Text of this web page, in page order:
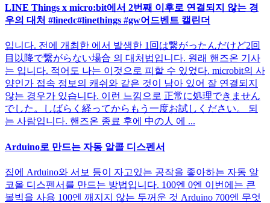
LINE Things x micro:bit에서 2번째 이후로 연결되지 않는 경
우의 대처 #linedc#linethings #gw어드벤트 캘린더
입니다. 전에 개최한 에서 발생한 1回は繋がったんだけど2回
目以降で繋がらない場合 의 대처법입니다. 원래 핸즈온 기사
는 입니다. 적어도 나는 이것으로 피할 수 있었다. microbit의 사
양인가 접속 정보의 캐쉬와 같은 것이 남아 있어 잘 연결되지
않는 경우가 있습니다. 이런 느낌으로 正常に処理できません
でした。しばらく経ってからもう一度お試しください。 되
는 사람입니다. 핸즈온 종료 후에 中の人 에 ...
Arduino로 만드는 자동 알콜 디스펜서
집에 Arduino와 서보 등이 자고있는 공작을 좋아하는 자동 알
코올 디스펜서를 만드는 방법입니다. 100엔 0엔 이번에는 큰
볼빅을 사용 100엔 깨지지 않는 두꺼운 것 Arduino 700엔 무엇